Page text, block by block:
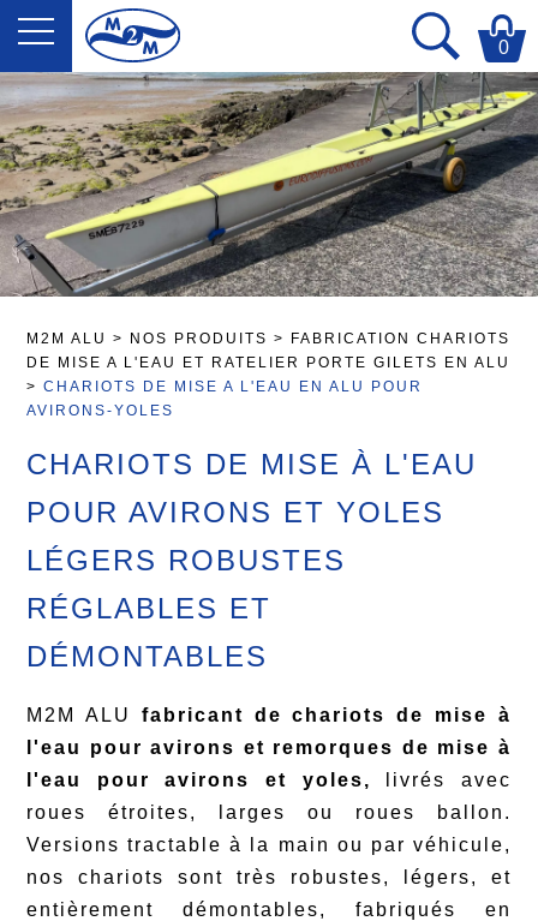
0
M2M ALU > NOS PRODUITS > FABRICATION CHARIOTS
DE MISE A L'EAU ET RATELIER PORTE GILETS EN ALU
>CHARIOTS DE MISE A L'EAU EN ALU POUR
AVIRONS-YOLES
CHARIOTS DE MISE À L'EAU
POUR AVIRONS ET YOLES
LÉGERS ROBUSTES
RÉGLABLES ET
DÉMONTABLES
M2M ALU fabricant de chariots de mise à
l'eau pour avirons et remorques de mise à
l'eau pour avirons et yoles, livrés avec
roues étroites, larges ou roues ballon.
Versions tractable à la main ou par véhicule,
nos chariots sont très robustes, légers, et
entièrement démontables, fabriqués en